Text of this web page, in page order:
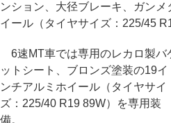
ンション、大径ブレーキ、ガン
イール（タイヤサイズ：225/45
6速MT車では専用のレカロ製バ
ットシート、ブロンズ塗装の19イ
ンチアルミホイール（タイヤサイ
ズ：225/40 R19 89W）を専用装
備。